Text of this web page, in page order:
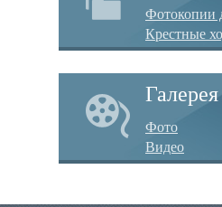
Фотокопии
Крестные
Галерея
Фото
Видео